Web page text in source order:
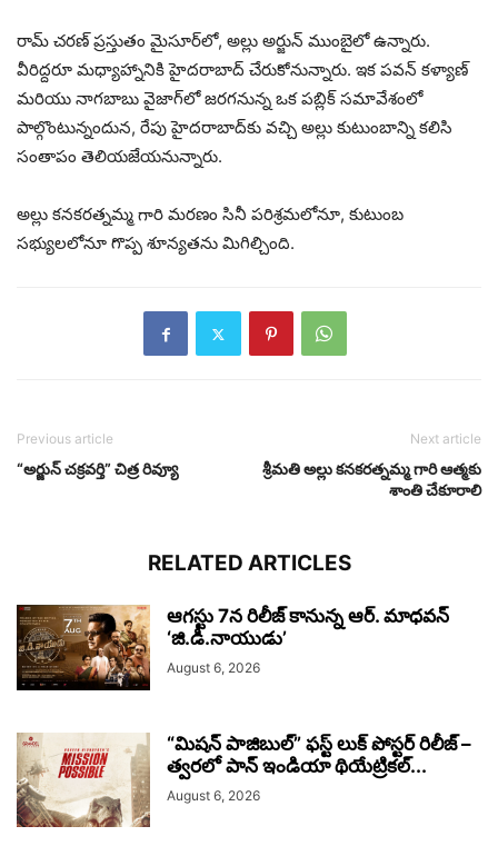
రామ్ చరణ్ ప్రస్తుతం మైసూర్‌లో, అల్లు అర్జున్ ముంబైలో ఉన్నారు.
వీరిద్దరూ మధ్యాహ్నానికి హైదరాబాద్ చేరుకోనున్నారు. ఇక పవన్ కళ్యాణ్
మరియు నాగబాబు వైజాగ్‌లో జరగనున్న ఒక పబ్లిక్ సమావేశంలో
పాల్గొంటున్నందున, రేపు హైదరాబాద్‌కు వచ్చి అల్లు కుటుంబాన్ని కలిసి
సంతాపం తెలియజేయనున్నారు.
అల్లు కనకరత్నమ్మ గారి మరణం సినీ పరిశ్రమలోనూ, కుటుంబ
సభ్యులలోనూ గొప్ప శూన్యతను మిగిల్చింది.
Previous article
“అర్జున్ చక్రవర్తి” చిత్ర రివ్యూ
Next article
శ్రీమతి అల్లు కనకరత్నమ్మ గారి ఆత్మకు
శాంతి చేకూరాలి
RELATED ARTICLES
ఆగస్టు 7న రిలీజ్ కానున్న ఆర్‌. మాధవన్‌
‘జి.డి.నాయుడు’
August 6, 2026
“మిషన్ పాజిబుల్” ఫస్ట్ లుక్ పోస్టర్ రిలీజ్ –
త్వరలో పాన్ ఇండియా థియేట్రికల్...
August 6, 2026